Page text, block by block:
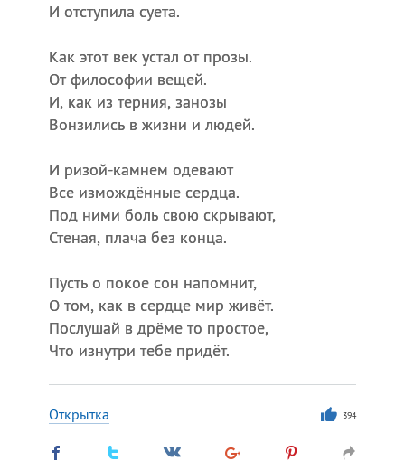
И отступила суета.
Как этот век устал от прозы.
От философии вещей.
И, как из терния, занозы
Вонзились в жизни и людей.
И ризой-камнем одевают
Все измождённые сердца.
Под ними боль свою скрывают,
Стеная, плача без конца.
Пусть о покое сон напомнит,
О том, как в сердце мир живёт.
Послушай в дрёме то простое,
Что изнутри тебе придёт.
Открытка 394